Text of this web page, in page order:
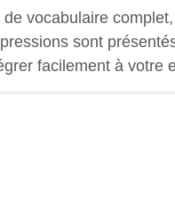
vocabulaire
sont
facilement à votre